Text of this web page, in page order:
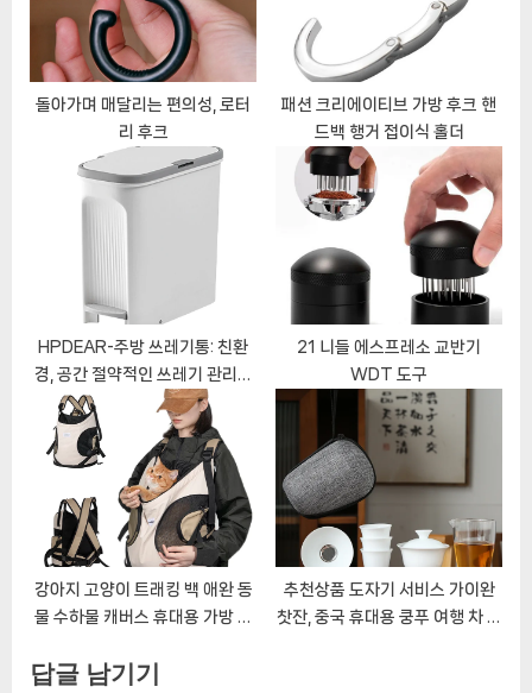
:
돌아가며 매달리는 편의성, 로터
리 후크
패션 크리에이티브 가방 후크 핸
드백 행거 접이식 홀더
HPDEAR-주방 쓰레기통: 친환
경, 공간 절약적인 쓰레기 관리의
완벽한 도우미
21 니들 에스프레소 교반기
WDT 도구
강아지 고양이 트래킹 백 애완 동
물 수하물 캐버스 휴대용 가방 크
추천상품 도자기 서비스 가이완
찻잔, 중국 휴대용 쿵푸 여행 차 세
답글 남기기